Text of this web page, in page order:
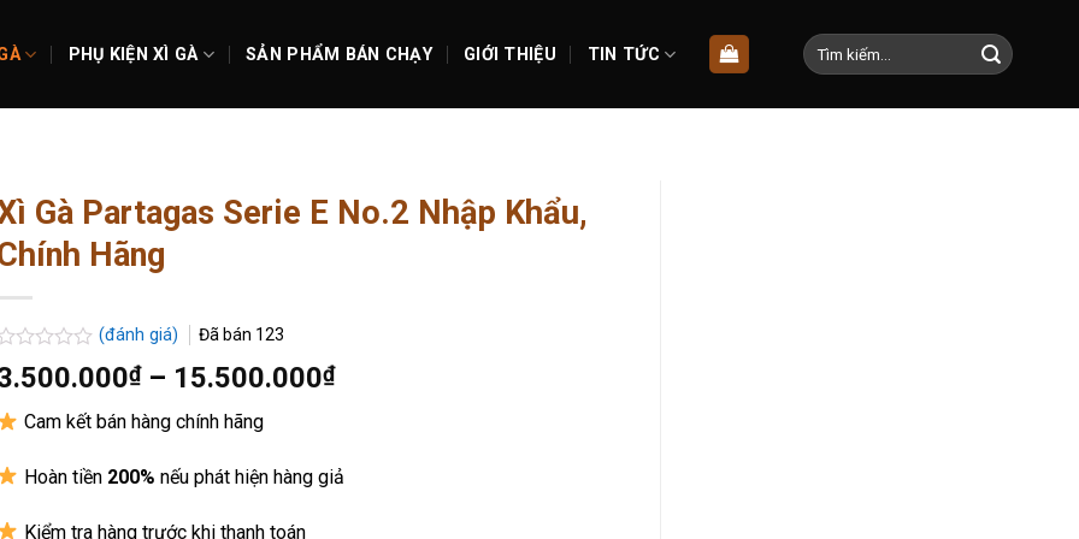
PHỤ KIỆN XÌ GÀ SẢN PHẨM BÁN CHẠY GIỚI THIỆU TIN TỨC
Tìm
kiếm:
Gà Partagas Serie E No.2 Nhập Khẩu,
Hãng
Được
(đánh giá) Đã bán 123
₫ – 15.500.000₫Khoảng
3.500.000₫
đến
Cam kết bán hàng chính hãng
Hoàn tiền 200% nếu phát hiện hàng giả
Kiểm tra hàng trước khi thanh toán